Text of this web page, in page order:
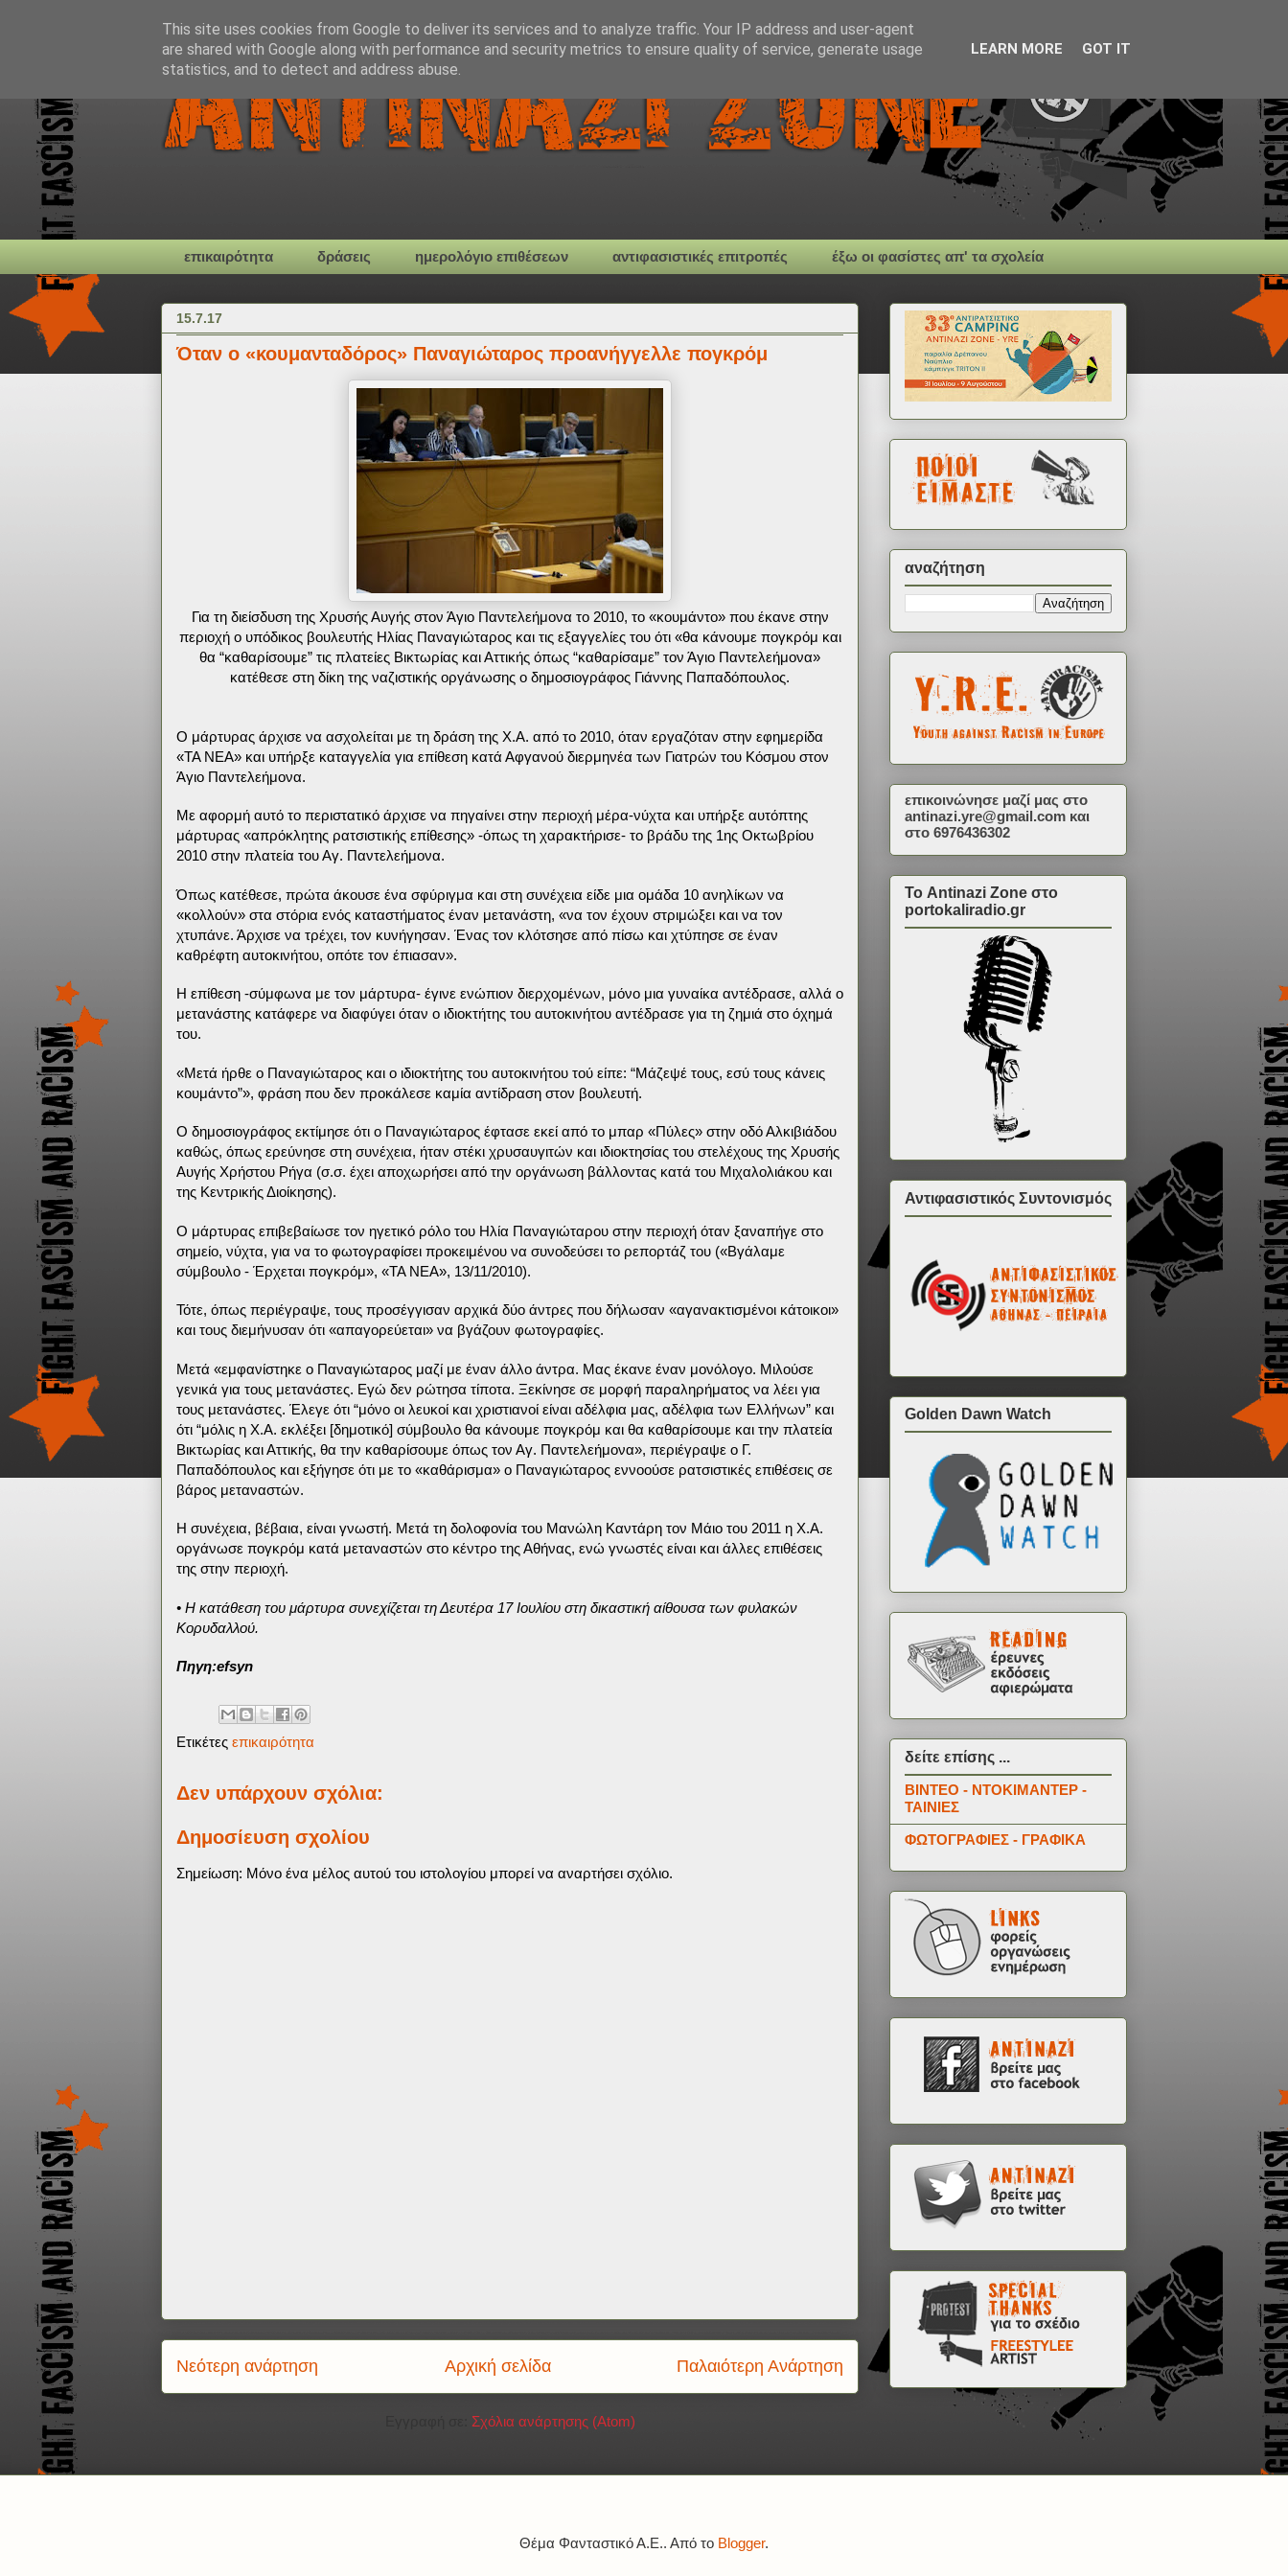
επικαιρότητα δράσεις ημερολόγιο επιθέσεων αντιφασιστικές επιτροπές έξω οι φασίστες απ' τα σχολεία
15.7.17
Όταν ο «κουμανταδόρος» Παναγιώταρος προανήγγελλε πογκρόμ
Για τη διείσδυση της Χρυσής Αυγής στον Άγιο Παντελεήμονα το 2010, το «κουμάντο» που έκανε στην
περιοχή ο υπόδικος βουλευτής Ηλίας Παναγιώταρος και τις εξαγγελίες του ότι «θα κάνουμε πογκρόμ και
θα “καθαρίσουμε” τις πλατείες Βικτωρίας και Αττικής όπως “καθαρίσαμε” τον Άγιο Παντελεήμονα»
κατέθεσε στη δίκη της ναζιστικής οργάνωσης ο δημοσιογράφος Γιάννης Παπαδόπουλος.
Ο μάρτυρας άρχισε να ασχολείται με τη δράση της Χ.Α. από το 2010, όταν εργαζόταν στην εφημερίδα
«ΤΑ ΝΕΑ» και υπήρξε καταγγελία για επίθεση κατά Αφγανού διερμηνέα των Γιατρών του Κόσμου στον
Άγιο Παντελεήμονα.
Με αφορμή αυτό το περιστατικό άρχισε να πηγαίνει στην περιοχή μέρα-νύχτα και υπήρξε αυτόπτης
μάρτυρας «απρόκλητης ρατσιστικής επίθεσης» -όπως τη χαρακτήρισε- το βράδυ της 1ης Οκτωβρίου
2010 στην πλατεία του Αγ. Παντελεήμονα.
Όπως κατέθεσε, πρώτα άκουσε ένα σφύριγμα και στη συνέχεια είδε μια ομάδα 10 ανηλίκων να
«κολλούν» στα στόρια ενός καταστήματος έναν μετανάστη, «να τον έχουν στριμώξει και να τον
χτυπάνε. Άρχισε να τρέχει, τον κυνήγησαν. Ένας τον κλότσησε από πίσω και χτύπησε σε έναν
καθρέφτη αυτοκινήτου, οπότε τον έπιασαν».
Η επίθεση -σύμφωνα με τον μάρτυρα- έγινε ενώπιον διερχομένων, μόνο μια γυναίκα αντέδρασε, αλλά ο
μετανάστης κατάφερε να διαφύγει όταν ο ιδιοκτήτης του αυτοκινήτου αντέδρασε για τη ζημιά στο όχημά
του.
«Μετά ήρθε ο Παναγιώταρος και ο ιδιοκτήτης του αυτοκινήτου τού είπε: “Μάζεψέ τους, εσύ τους κάνεις
κουμάντο”», φράση που δεν προκάλεσε καμία αντίδραση στον βουλευτή.
Ο δημοσιογράφος εκτίμησε ότι ο Παναγιώταρος έφτασε εκεί από το μπαρ «Πύλες» στην οδό Αλκιβιάδου
καθώς, όπως ερεύνησε στη συνέχεια, ήταν στέκι χρυσαυγιτών και ιδιοκτησίας του στελέχους της Χρυσής
Αυγής Χρήστου Ρήγα (σ.σ. έχει αποχωρήσει από την οργάνωση βάλλοντας κατά του Μιχαλολιάκου και
της Κεντρικής Διοίκησης).
Ο μάρτυρας επιβεβαίωσε τον ηγετικό ρόλο του Ηλία Παναγιώταρου στην περιοχή όταν ξαναπήγε στο
σημείο, νύχτα, για να το φωτογραφίσει προκειμένου να συνοδεύσει το ρεπορτάζ του («Βγάλαμε
σύμβουλο - Έρχεται πογκρόμ», «ΤΑ ΝΕΑ», 13/11/2010).
Τότε, όπως περιέγραψε, τους προσέγγισαν αρχικά δύο άντρες που δήλωσαν «αγανακτισμένοι κάτοικοι»
και τους διεμήνυσαν ότι «απαγορεύεται» να βγάζουν φωτογραφίες.
Μετά «εμφανίστηκε ο Παναγιώταρος μαζί με έναν άλλο άντρα. Μας έκανε έναν μονόλογο. Μιλούσε
γενικά για τους μετανάστες. Εγώ δεν ρώτησα τίποτα. Ξεκίνησε σε μορφή παραληρήματος να λέει για
τους μετανάστες. Έλεγε ότι “μόνο οι λευκοί και χριστιανοί είναι αδέλφια μας, αδέλφια των Ελλήνων” και
ότι “μόλις η Χ.Α. εκλέξει [δημοτικό] σύμβουλο θα κάνουμε πογκρόμ και θα καθαρίσουμε και την πλατεία
Βικτωρίας και Αττικής, θα την καθαρίσουμε όπως τον Αγ. Παντελεήμονα», περιέγραψε ο Γ.
Παπαδόπουλος και εξήγησε ότι με το «καθάρισμα» ο Παναγιώταρος εννοούσε ρατσιστικές επιθέσεις σε
βάρος μεταναστών.
Η συνέχεια, βέβαια, είναι γνωστή. Μετά τη δολοφονία του Μανώλη Καντάρη τον Μάιο του 2011 η Χ.Α.
οργάνωσε πογκρόμ κατά μεταναστών στο κέντρο της Αθήνας, ενώ γνωστές είναι και άλλες επιθέσεις
της στην περιοχή.
• Η κατάθεση του μάρτυρα συνεχίζεται τη Δευτέρα 17 Ιουλίου στη δικαστική αίθουσα των φυλακών
Κορυδαλλού.
Πηγη:efsyn
Ετικέτες επικαιρότητα
Δεν υπάρχουν σχόλια:
Δημοσίευση σχολίου
Σημείωση: Μόνο ένα μέλος αυτού του ιστολογίου μπορεί να αναρτήσει σχόλιο.
Νεότερη ανάρτηση Παλαιότερη Ανάρτηση
Αρχική σελίδα
Σχόλια ανάρτησης (Atom)
αναζήτηση
επικοινώνησε μαζί μας στο
antinazi.yre@gmail.com και
στο 6976436302
Το Antinazi Zone στο
portokaliradio.gr
Αντιφασιστικός Συντονισμός
Golden Dawn Watch
δείτε επίσης ...
ΒΙΝΤΕΟ - ΝΤΟΚΙΜΑΝΤΕΡ -
ΤΑΙΝΙΕΣ
ΦΩΤΟΓΡΑΦΙΕΣ - ΓΡΑΦΙΚΑ
Θέμα Φανταστικό Α.Ε.. Από το Blogger.
This site uses cookies from Google to deliver its services and to analyze traffic. Your IP address and user-agent
are shared with Google along with performance and security metrics to ensure quality of service, generate usage
statistics, and to detect and address abuse.
LEARN MORE GOT IT